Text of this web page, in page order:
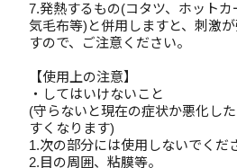
7.発熱するもの(コタツ、ホット
気毛布等)と併用しますと、刺激
すので、ご注意ください。
【使用上の注意】
・してはいけないこと
(守らないと現在の症状か悪化し
すくなります)
1.次の部分には使用しないでくだ
2.目の周囲、粘膜等。